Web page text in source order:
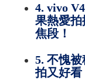
4. vivo
果熱愛拍
焦段！
5. 不愧被
拍又好看